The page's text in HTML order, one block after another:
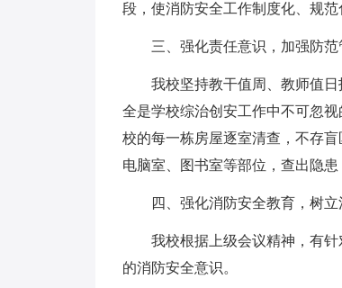
段，使消防安全工作制度化、规范
三、强化责任意识，加强防范
我校坚持教干值周、教师值
全是学校综治创安工作中不可忽
校的每一栋房屋逐室清查，不存
电脑室、图书室等部位，查出隐患
四、强化消防安全教育，树
我校根据上级会议精神，有
的消防安全意识。